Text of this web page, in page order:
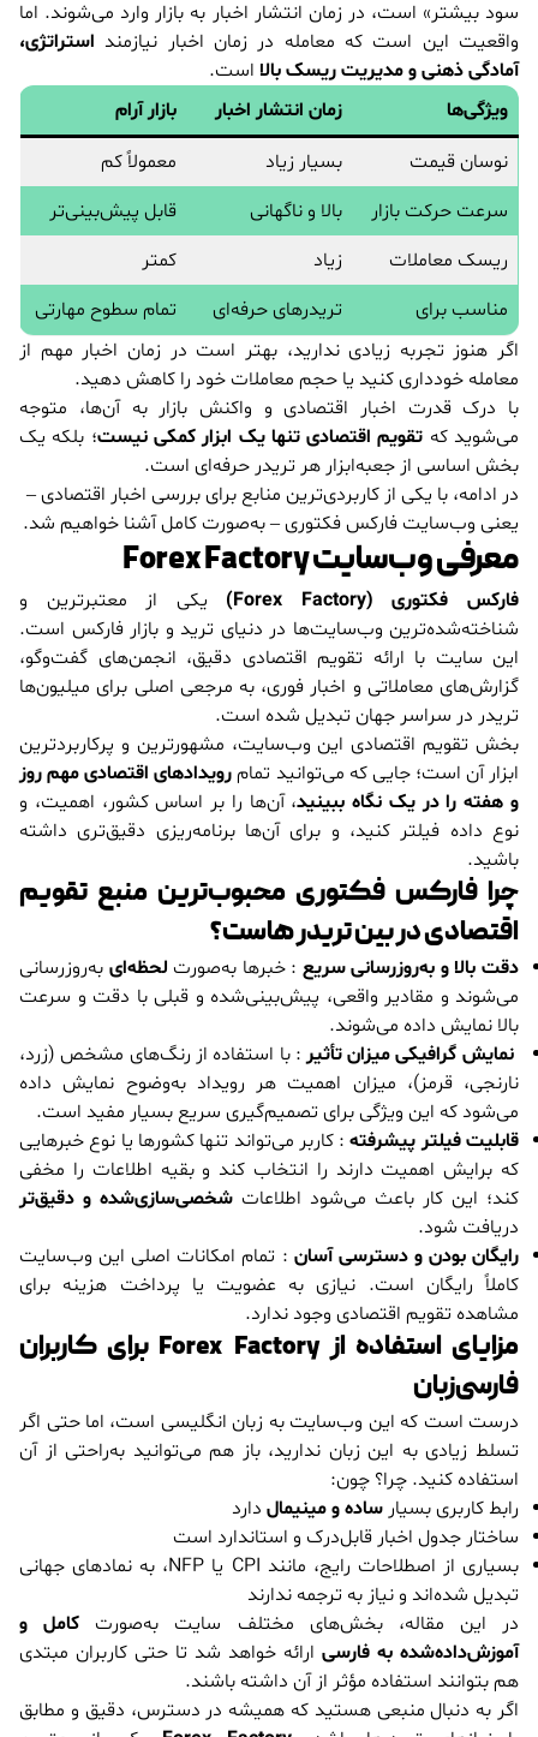
سود بیشتر» است، در زمان انتشار اخبار به بازار وارد می‌شوند. اما
واقعیت این است که معامله در زمان اخبار نیازمند استراتژی،
آمادگی ذهنی و مدیریت ریسک بالااست.
ویژگی‌ها
زمان انتشار اخبار
بازار آرام
نوسان قیمت
بسیار زیاد
معمولاً کم
سرعت حرکت بازار
بالا و ناگهانی
قابل پیش‌بینی‌تر
ریسک معاملات
زیاد
کمتر
مناسب برای
تریدرهای حرفه‌ای
تمام سطوح مهارتی
اگر هنوز تجربه زیادی ندارید، بهتر است در زمان اخبار مهم از
معامله خودداری کنید یا حجم معاملات خود را کاهش دهید.
با درک قدرت اخبار اقتصادی و واکنش بازار به آن‌ها، متوجه
می‌شوید که تقویم اقتصادی تنها یک ابزار کمکی نیست؛ بلکه یک
بخش اساسی از جعبه‌ابزار هر تریدر حرفه‌ای است.
در ادامه، با یکی از کاربردی‌ترین منابع برای بررسی اخبار اقتصادی –
یعنی وب‌سایت فارکس فکتوری – به‌صورت کامل آشنا خواهیم شد.
معرفی وب‌سایت Forex Factory
فارکس فکتوری (Forex Factory)
یکی از معتبرترین و
شناخته‌شده‌ترین وب‌سایت‌ها در دنیای ترید و بازار فارکس است.
این سایت با ارائه تقویم اقتصادی دقیق، انجمن‌های گفت‌وگو،
گزارش‌های معاملاتی و اخبار فوری، به مرجعی اصلی برای میلیون‌ها
تریدر در سراسر جهان تبدیل شده است.
بخش تقویم اقتصادی این وب‌سایت، مشهورترین و پرکاربردترین
ابزار آن است؛ جایی که می‌توانید تمامرویدادهای اقتصادی مهم روز
و هفته را در یک نگاه ببینید، آن‌ها را بر اساس کشور، اهمیت، و
نوع داده فیلتر کنید، و برای آن‌ها برنامه‌ریزی دقیق‌تری داشته
باشید.
چرا فارکس فکتوری محبوب‌ترین منبع تقویم
اقتصادی در بین تریدر هاست؟
دقت بالا و به‌روزرسانی سریع: خبرها به‌صورت لحظه‌ایبه‌روزرسانی
می‌شوند و مقادیر واقعی، پیش‌بینی‌شده و قبلی با دقت و سرعت
بالا نمایش داده می‌شوند.
نمایش گرافیکی میزان تأثیر: با استفاده از رنگ‌های مشخص (زرد،
نارنجی، قرمز)، میزان اهمیت هر رویداد به‌وضوح نمایش داده
می‌شود که این ویژگی برای تصمیم‌گیری سریع بسیار مفید است.
قابلیت فیلتر پیشرفته: کاربر می‌تواند تنها کشورها یا نوع خبرهایی
که برایش اهمیت دارند را انتخاب کند و بقیه اطلاعات را مخفی
کند؛ این کار باعث می‌شود اطلاعات شخصی‌سازی‌شده و دقیق‌تر
دریافت شود.
رایگان بودن و دسترسی آسان: تمام امکانات اصلی این وب‌سایت
کاملاً رایگان است. نیازی به عضویت یا پرداخت هزینه برای
مشاهده تقویم اقتصادی وجود ندارد.
مزایای استفاده از Forex Factory برای کاربران
فارسی‌زبان
درست است که این وب‌سایت به زبان انگلیسی است، اما حتی اگر
تسلط زیادی به این زبان ندارید، باز هم می‌توانید به‌راحتی از آن
استفاده کنید. چرا؟ چون:
رابط کاربری بسیار ساده و مینیمالدارد
ساختار جدول اخبار قابل‌درک و استاندارد است
بسیاری از اصطلاحات رایج، مانند CPI یا NFP، به نمادهای جهانی
تبدیل شده‌اند و نیاز به ترجمه ندارند
در این مقاله، بخش‌های مختلف سایت به‌صورت
کامل و
آموزش‌داده‌شده به فارسیارائه خواهد شد تا حتی کاربران مبتدی
هم بتوانند استفاده مؤثر از آن داشته باشند.
اگر به دنبال منبعی هستید که همیشه در دسترس، دقیق و مطابق